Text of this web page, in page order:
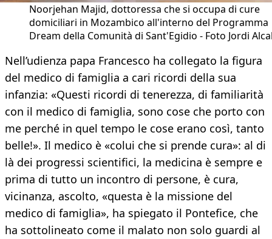
Noorjehan Majid, dottoressa che si occupa di cure
domiciliari in Mozambico all'interno del Programma
Dream della Comunità di Sant'Egidio - Foto Jordi
Nell’udienza papa Francesco ha collegato la figura
del medico di famiglia a cari ricordi della sua
infanzia: «Questi ricordi di tenerezza, di familiarità
con il medico di famiglia, sono cose che porto con
me perché in quel tempo le cose erano così, tanto
belle!». Il medico è «colui che si prende cura»: al di
là dei progressi scientifici, la medicina è sempre e
prima di tutto un incontro di persone, è cura,
vicinanza, ascolto, «questa è la missione del
medico di famiglia», ha spiegato il Pontefice, che
ha sottolineato come il malato non solo guardi al